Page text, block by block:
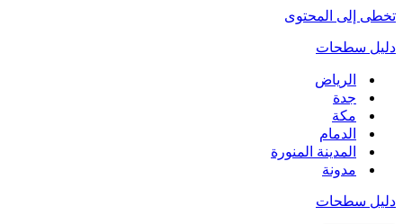
تخطى إلى المحتوى
دليل سطحات
الرياض
جدة
مكة
الدمام
المدينة المنورة
مدونة
دليل سطحات